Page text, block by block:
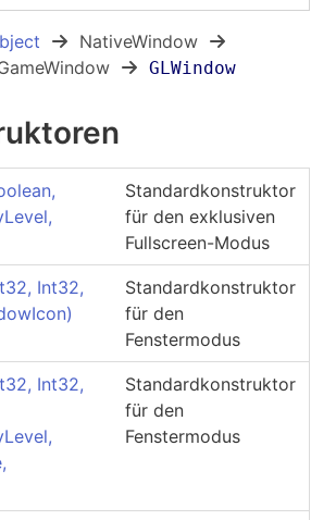
NativeWindow
GLWindow
Standardkonstruktor
für den exklusiven
Fullscreen-Modus
Int32,
Standardkonstruktor
für den
Fenstermodus
Int32,
Standardkonstruktor
für den
Fenstermodus